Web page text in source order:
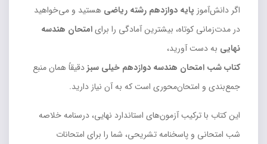
اگر دانش‌آموز پایه دوازدهم رشته ریاضی هستید و می‌خواهید
در مدت‌زمانی کوتاه، بیشترین آمادگی را برایامتحان هندسه
نهایی به دست آورید،
کتاب شب امتحان هندسه دوازدهم خیلی سبزدقیقاً همان منبع
جمع‌بندی و امتحان‌محوری است که به آن نیاز دارید.
این کتاب با ترکیب آزمون‌های استاندارد نهایی، درسنامه خلاصه
شب امتحانی و پاسخنامه تشریحی، شما را برای امتحانات